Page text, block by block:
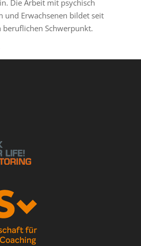
Die Arbeit mit psychisch
und Erwachsenen bildet seit
beruflichen Schwerpunkt.